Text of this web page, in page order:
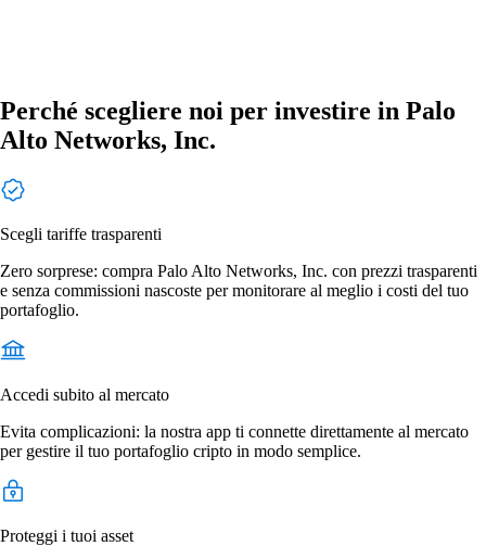
Perché scegliere noi per investire in Palo
Alto Networks, Inc.
Scegli tariffe trasparenti
Zero sorprese: compra Palo Alto Networks, Inc. con prezzi trasparenti
e senza commissioni nascoste per monitorare al meglio i costi del tuo
portafoglio.
Accedi subito al mercato
Evita complicazioni: la nostra app ti connette direttamente al mercato
per gestire il tuo portafoglio cripto in modo semplice.
Proteggi i tuoi asset